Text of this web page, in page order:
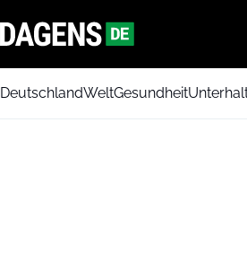
DeutschlandWeltGesundheit